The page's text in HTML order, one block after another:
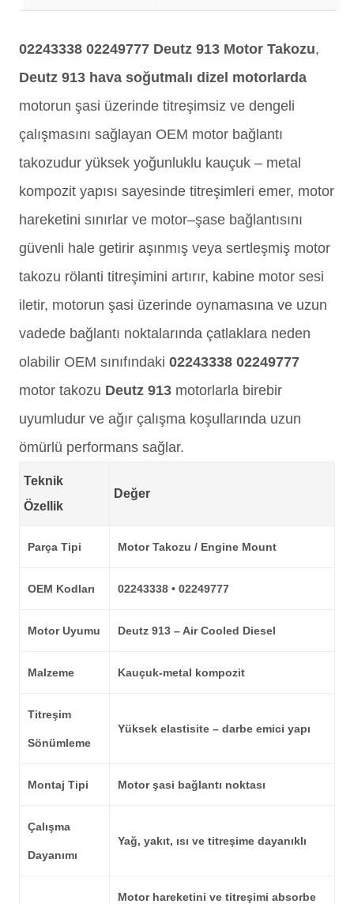
02243338 02249777 Deutz 913 Motor Takozu,
Deutz 913 hava soğutmalı dizel motorlarda
motorun şasi üzerinde titreşimsiz ve dengeli
çalışmasını sağlayan OEM motor bağlantı
takozudur yüksek yoğunluklu kauçuk – metal
kompozit yapısı sayesinde titreşimleri emer, motor
hareketini sınırlar ve motor–şase bağlantısını
güvenli hale getirir aşınmış veya sertleşmiş motor
takozu rölanti titreşimini artırır, kabine motor sesi
iletir, motorun şasi üzerinde oynamasına ve uzun
vadede bağlantı noktalarında çatlaklara neden
olabilir OEM sınıfındaki 02243338 02249777
motor takozu Deutz 913 motorlarla birebir
uyumludur ve ağır çalışma koşullarında uzun
ömürlü performans sağlar.
Teknik
Özellik
Değer
Parça Tipi Motor Takozu / Engine Mount
OEM Kodları 02243338 • 02249777
Motor Uyumu Deutz 913 – Air Cooled Diesel
Malzeme Kauçuk-metal kompozit
Titreşim
Sönümleme
Yüksek elastisite – darbe emici yapı
Montaj Tipi Motor şasi bağlantı noktası
Çalışma
Dayanımı
Yağ, yakıt, ısı ve titreşime dayanıklı
Motor hareketini ve titreşimi absorbe